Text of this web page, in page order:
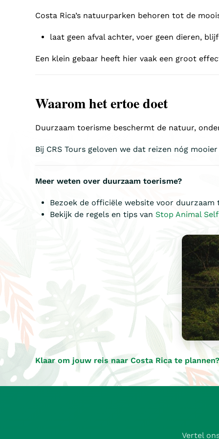
Costa Rica’s natuurparken behoren tot de
laat geen afval achter, voer geen dieren,
Een klein gebaar heeft hier vaak een groot
Waarom het ertoe doet
Duurzaam toerisme beschermt de natuur,
Bij CRS Tours geloven we dat reizen nóg
Meer weten over duurzaam toerisme?
Bezoek de officiële website voor
Bekijk de regels en tips van Stop Animal
Klaar om jouw reis naar Costa Rica te
Vertel